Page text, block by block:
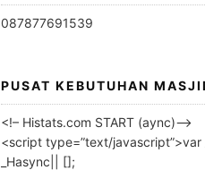
087877691539
PUSAT KEBUTUHAN
<!– Histats.com START (aync)–>
<script type=”text/javascript”>var
_Hasync|| [];